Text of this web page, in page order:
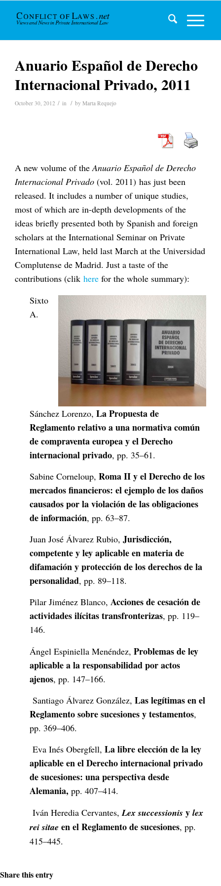
Anuario Español de Derecho
Internacional Privado, 2011
October 30, 2012 / in / by Marta Requejo
A new volume of theAnuario Español de Derecho
Internacional Privado (vol. 2011) has just been
released. It includes a number of unique studies,
most of which are in-depth developments of the
ideas briefly presented both by Spanish and foreign
scholars at the International Seminar on Private
International Law, held last March at the Universidad
Complutense de Madrid. Just a taste of the
contributions (clik here for the whole summary):
Sixto
A.
Sánchez Lorenzo, La Propuesta de
Reglamento relativo a una normativa común
de compraventa europea y el Derecho
internacional privado, pp. 35–61.
Sabine Corneloup, Roma II y el Derecho de los
mercados financieros: el ejemplo de los daños
causados por la violación de las obligaciones
de información, pp. 63–87.
Juan José Álvarez Rubio, Jurisdicción,
competente y ley aplicable en materia de
difamación y protección de los derechos de la
personalidad, pp. 89–118.
Pilar Jiménez Blanco, Acciones de cesación de
actividades ilícitas transfronterizas, pp. 119–
146.
Ángel Espiniella Menéndez, Problemas de ley
aplicable a la responsabilidad por actos
ajenos, pp. 147–166.
Santiago Álvarez González, Las legítimas en el
Reglamento sobre sucesiones y testamentos,
pp. 369–406.
Eva Inés Obergfell, La libre elección de la ley
aplicable en el Derecho internacional privado
de sucesiones: una perspectiva desde
Alemania, pp. 407–414.
Iván Heredia Cervantes, Lex successionis y lex
rei sitae en el Reglamento de sucesiones, pp.
415–445.
Share this entry